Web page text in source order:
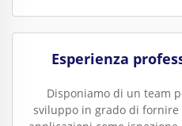
Esperienza
Disponiamo di un team
sviluppo in grado di